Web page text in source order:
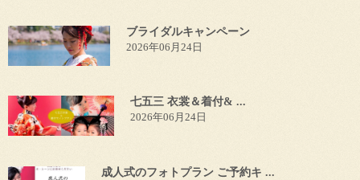
ブライダルキャンペーン
2026年06月24日
七五三 衣裳＆着付& ...
2026年06月24日
成人式のフォトプラン ご予約キ ...